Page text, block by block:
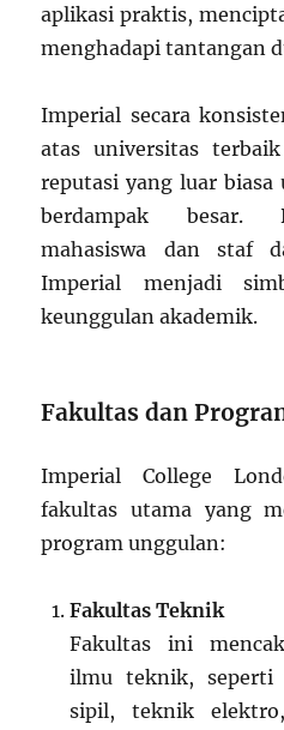
aplikasi praktis,
menghadapi tantangan
Imperial secara
atas universitas
reputasi yang luar
berdampak besar.
mahasiswa dan staf
Imperial menjadi
keunggulan akademik.
Fakultas dan
Imperial College
fakultas utama yang
program unggulan:
Fakultas Teknik
Fakultas ini
ilmu teknik,
sipil, teknik